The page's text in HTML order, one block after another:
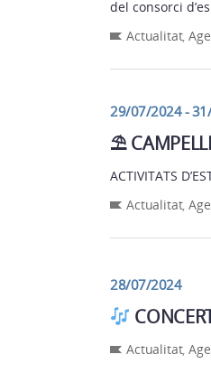
del consorci
Actualitat,
29/07/2024 -
⛱
ACTIVITATS
Actualitat,
28/07/2024
Actualitat,